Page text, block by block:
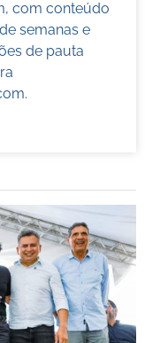
com conteúdo
semanas e
de pauta
.